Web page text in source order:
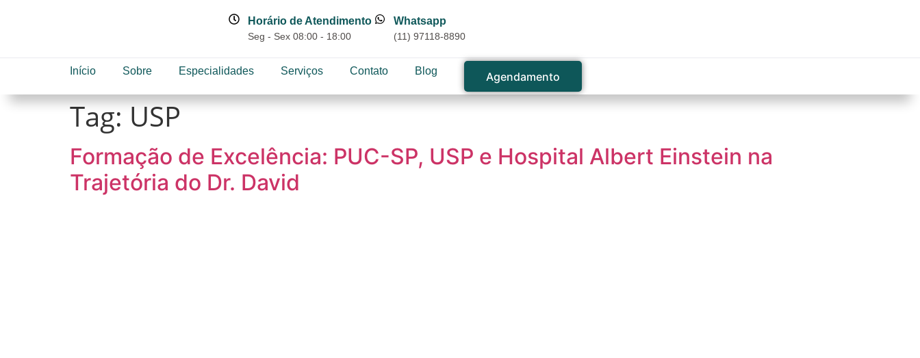
Horário de Atendimento
Seg - Sex 08:00 - 18:00
Whatsapp
(11) 97118-8890
Início Sobre Especialidades Serviços Contato Blog Agendamento
Tag:USP
Formação de Excelência: PUC-SP, USP e Hospital Albert Einstein na
Trajetória do Dr. David